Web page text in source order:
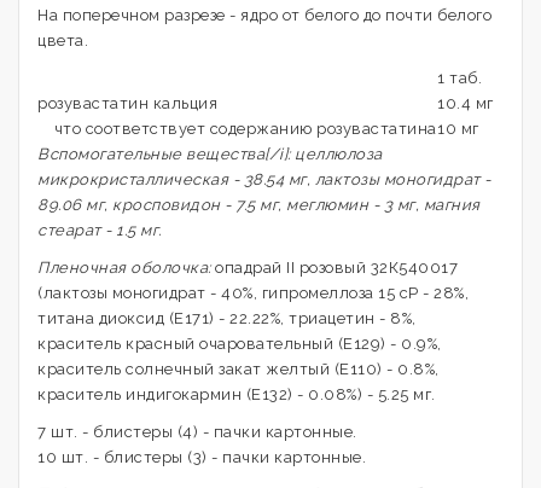
На поперечном разрезе - ядро от белого до почти белого
цвета.
1 таб.
розувастатин кальция
10.4 мг
что соответствует содержанию розувастатина10 мг
Вспомогательные вещества[/i]: целлюлоза
микрокристаллическая - 38.54 мг, лактозы моногидрат -
89.06 мг, кросповидон - 7.5 мг, меглюмин - 3 мг, магния
стеарат - 1.5 мг.
Пленочная оболочка:опадрай II розовый 32К540017
(лактозы моногидрат - 40%, гипромеллоза 15 сР - 28%,
титана диоксид (Е171) - 22.22%, триацетин - 8%,
краситель красный очаровательный (Е129) - 0.9%,
краситель солнечный закат желтый (Е110) - 0.8%,
краситель индигокармин (Е132) - 0.08%) - 5.25 мг.
7 шт. - блистеры (4) - пачки картонные.
10 шт. - блистеры (3) - пачки картонные.